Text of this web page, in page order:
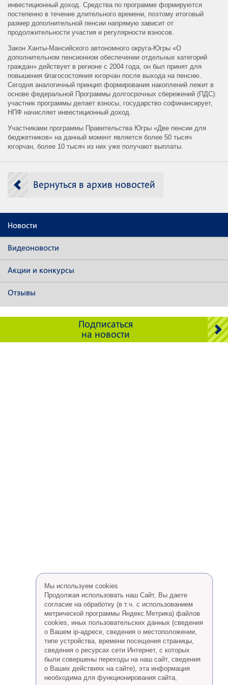
инвестиционный доход. Средства по программе формируются
постепенно в течение длительного времени, поэтому итоговый
размер дополнительной пенсии напрямую зависит от
продолжительности участия и регулярности взносов.
Закон Ханты-Мансийского автономного округа-Югры «О
дополнительном пенсионном обеспечении отдельных категорий
граждан» действует в регионе с 2004 года, он был принят для
повышения благосостояния югорчан после выхода на пенсию.
Сегодня аналогичный принцип формирования накоплений лежит в
основе федеральной Программы долгосрочных сбережений (ПДС):
участник программы делает взносы, государство софинансирует,
НПФ начисляет инвестиционный доход.
Участниками программы Правительства Югры «Две пенсии для
бюджетников» на данный момент является более 50 тысяч
югорчан, более 10 тысяч из них уже получают выплаты.
Вернуться в архив новостей
Новости
Видеоновости
Акции и конкурсы
Отзывы
Подписаться
на новости
Мы используем cookies
Продолжая использовать наш Сайт, Вы даете
согласие на обработку (в т.ч. с использованием
метрической программы Яндекс.Метрика) файлов
cookies, иных пользовательских данных (сведения
о Вашем ip-адресе, сведения о местоположении,
типе устройства, времени посещения страницы,
сведения о ресурсах сети Интернет, с которых
были совершены переходы на наш сайт, сведения
о Ваших действиях на сайте), эта информация
необходима для функционирования сайта,